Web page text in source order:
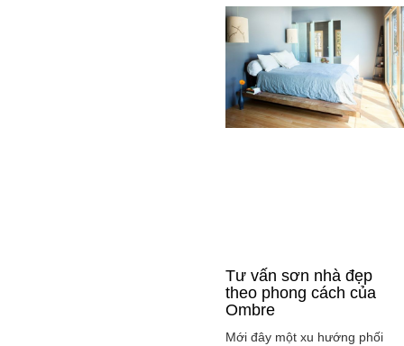
Tư vấn sơn nhà đẹp
theo phong cách của
Ombre
Mới đây một xu hướng phối